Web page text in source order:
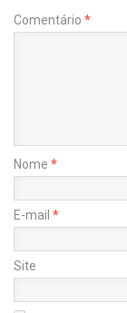
Comentário *
Nome *
E-mail *
Site